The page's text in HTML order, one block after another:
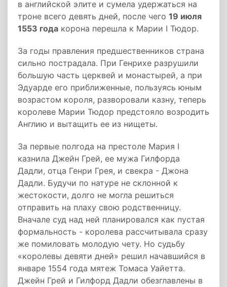
в английской элите и сумела удержаться на
троне всего девять дней, после чего 19 июля
1553 года корона перешла к Марии I Тюдор.
За годы правления предшественников страна
сильно пострадала. При Генрихе разрушили
большую часть церквей и монастырей, а при
Эдуарде его приближенные, пользуясь юным
возрастом короля, разворовали казну, теперь
королеве Марии Тюдор предстояло возродить
Англию и вытащить ее из нищеты.
За первые полгода на престоле Мария I
казнила Джейн Грей, ее мужа Гилфорда
Дадли, отца Генри Грея, и свекра - Джона
Дадли. Будучи по натуре не склонной к
жестокости, долго не могла решиться
отправить на плаху свою родственницу.
Вначале суд над ней планировался как пустая
формальность - королева рассчитывала сразу
же помиловать молодую чету. Но судьбу
«королевы девяти дней» решил начавшийся в
январе 1554 года мятеж Томаса Уайетта.
Джейн Грей и Гилфорд Дадли обезглавлены в